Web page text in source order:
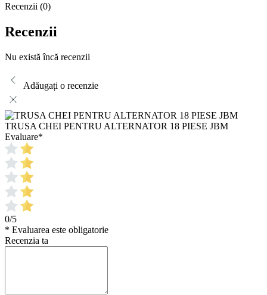
Recenzii (0)
Recenzii
Nu există încă recenzii
Adăugați o recenzie
TRUSA CHEI PENTRU ALTERNATOR 18 PIESE JBM
Evaluare*
0/5
* Evaluarea este obligatorie
Recenzia ta